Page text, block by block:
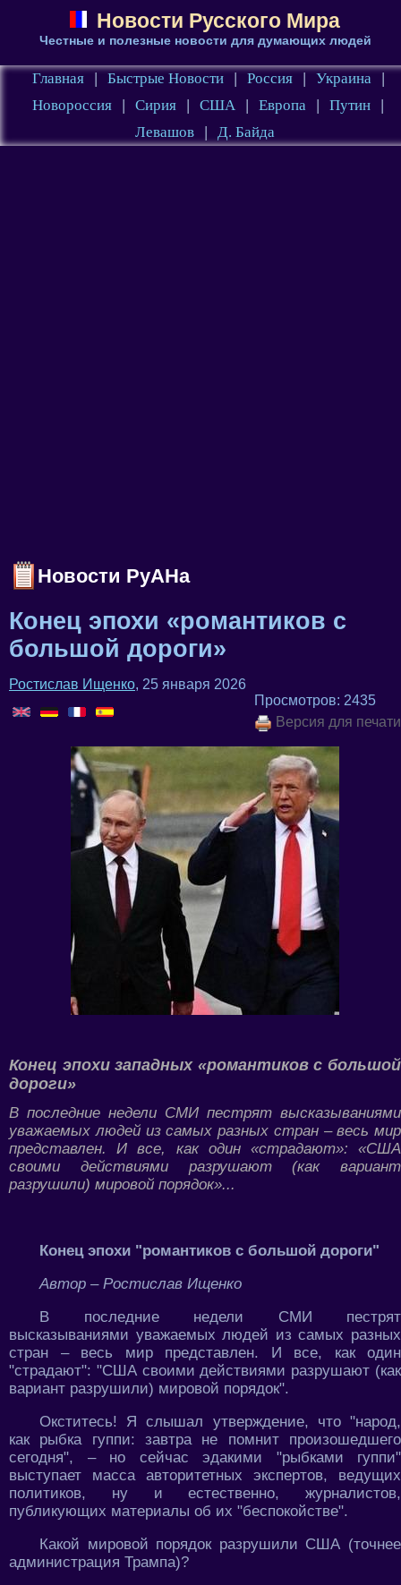
Новости Русского Мира
Честные и полезные новости для думающих людей
Главная | Быстрые Новости | Россия | Украина
|
Новороссия
| Сирия | США | Европа | Путин
|
Левашов
| Д. Байда
Новости РуАНа
Конец эпохи «романтиков с
большой дороги»
Ростислав Ищенко, 25 января 2026
Просмотров: 2435
Версия для печати
Конец эпохи западных «романтиков с большой
дороги»
В последние недели СМИ пестрят высказываниями
уважаемых людей из самых разных стран – весь мир
представлен. И все, как один «страдают»: «США
своими действиями разрушают (как вариант
разрушили) мировой порядок»...
Конец эпохи "романтиков с большой дороги"
Автор – Ростислав Ищенко
В последние недели СМИ пестрят
высказываниями уважаемых людей из самых разных
стран – весь мир представлен. И все, как один
"страдают": "США своими действиями разрушают (как
вариант разрушили) мировой порядок".
Окститесь! Я слышал утверждение, что "народ,
как рыбка гуппи: завтра не помнит произошедшего
сегодня", – но сейчас эдакими "рыбками гуппи"
выступает масса авторитетных экспертов, ведущих
политиков, ну и естественно, журналистов,
публикующих материалы об их "беспокойстве".
Какой мировой порядок разрушили США (точнее
администрация Трампа)?